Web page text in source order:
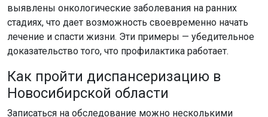
выявлены онкологические заболевания на ранних
стадиях, что дает возможность своевременно начать
лечение и спасти жизни. Эти примеры — убедительное
доказательство того, что профилактика работает.
Как пройти диспансеризацию в
Новосибирской области
Записаться на обследование можно несколькими